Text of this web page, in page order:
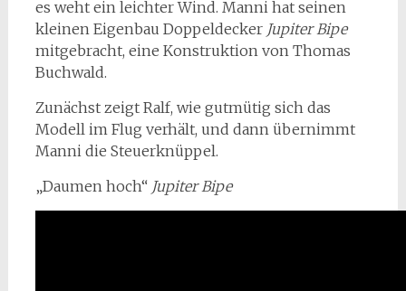
es weht ein leichter Wind. Manni hat seinen
kleinen Eigenbau Doppeldecker Jupiter Bipe
mitgebracht, eine Konstruktion von Thomas
Buchwald.
Zunächst zeigt Ralf, wie gutmütig sich das
Modell im Flug verhält, und dann übernimmt
Manni die Steuerknüppel.
„Daumen hoch“ Jupiter Bipe